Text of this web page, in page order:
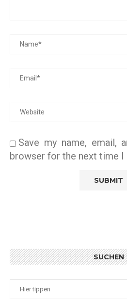
Save my name, email,
browser for the next time I
SUCHEN